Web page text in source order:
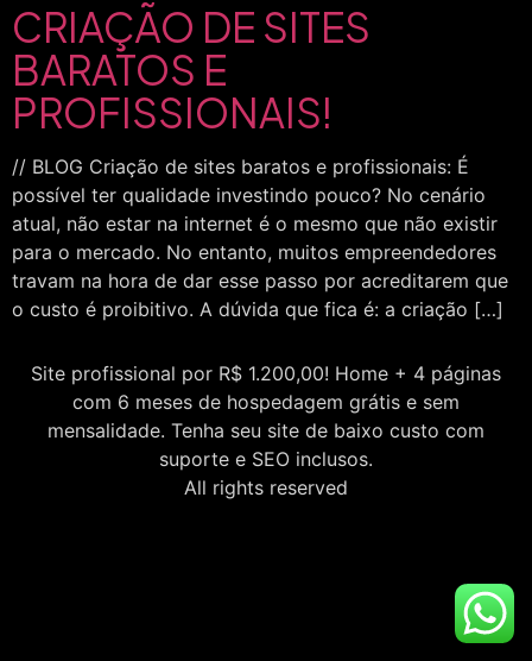
CRIAÇÃO DE SITES
BARATOS E
PROFISSIONAIS!
// BLOG Criação de sites baratos e profissionais: É
possível ter qualidade investindo pouco? No cenário
atual, não estar na internet é o mesmo que não existir
para o mercado. No entanto, muitos empreendedores
travam na hora de dar esse passo por acreditarem que
o custo é proibitivo. A dúvida que fica é: a criação […]
Site profissional por R$ 1.200,00! Home + 4 páginas
com 6 meses de hospedagem grátis e sem
mensalidade. Tenha seu site de baixo custo com
suporte e SEO inclusos.
All rights reserved